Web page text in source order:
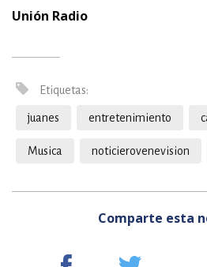
Unión Radio
Etiquetas:
juanes entretenimiento
Musica noticierovenevision
Comparte esta